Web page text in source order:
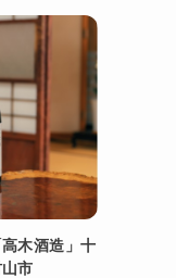
木酒造」十
市